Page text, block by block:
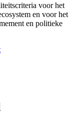
voor het
en voor het
en politieke